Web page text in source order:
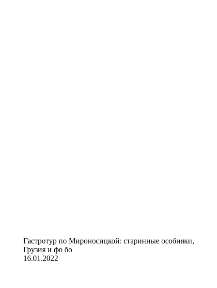
Гастротур по Мироносицкой: старинные особняки,
Грузия и фо бо
16.01.2022